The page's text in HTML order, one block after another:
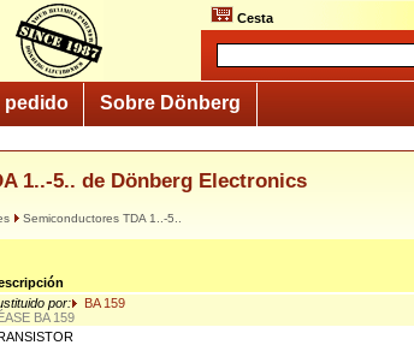
Cesta
pedido Sobre Dönberg
1..-5.. de Dönberg Electronics
Semiconductores TDA 1..-5..
por:
BA 159
BA 159